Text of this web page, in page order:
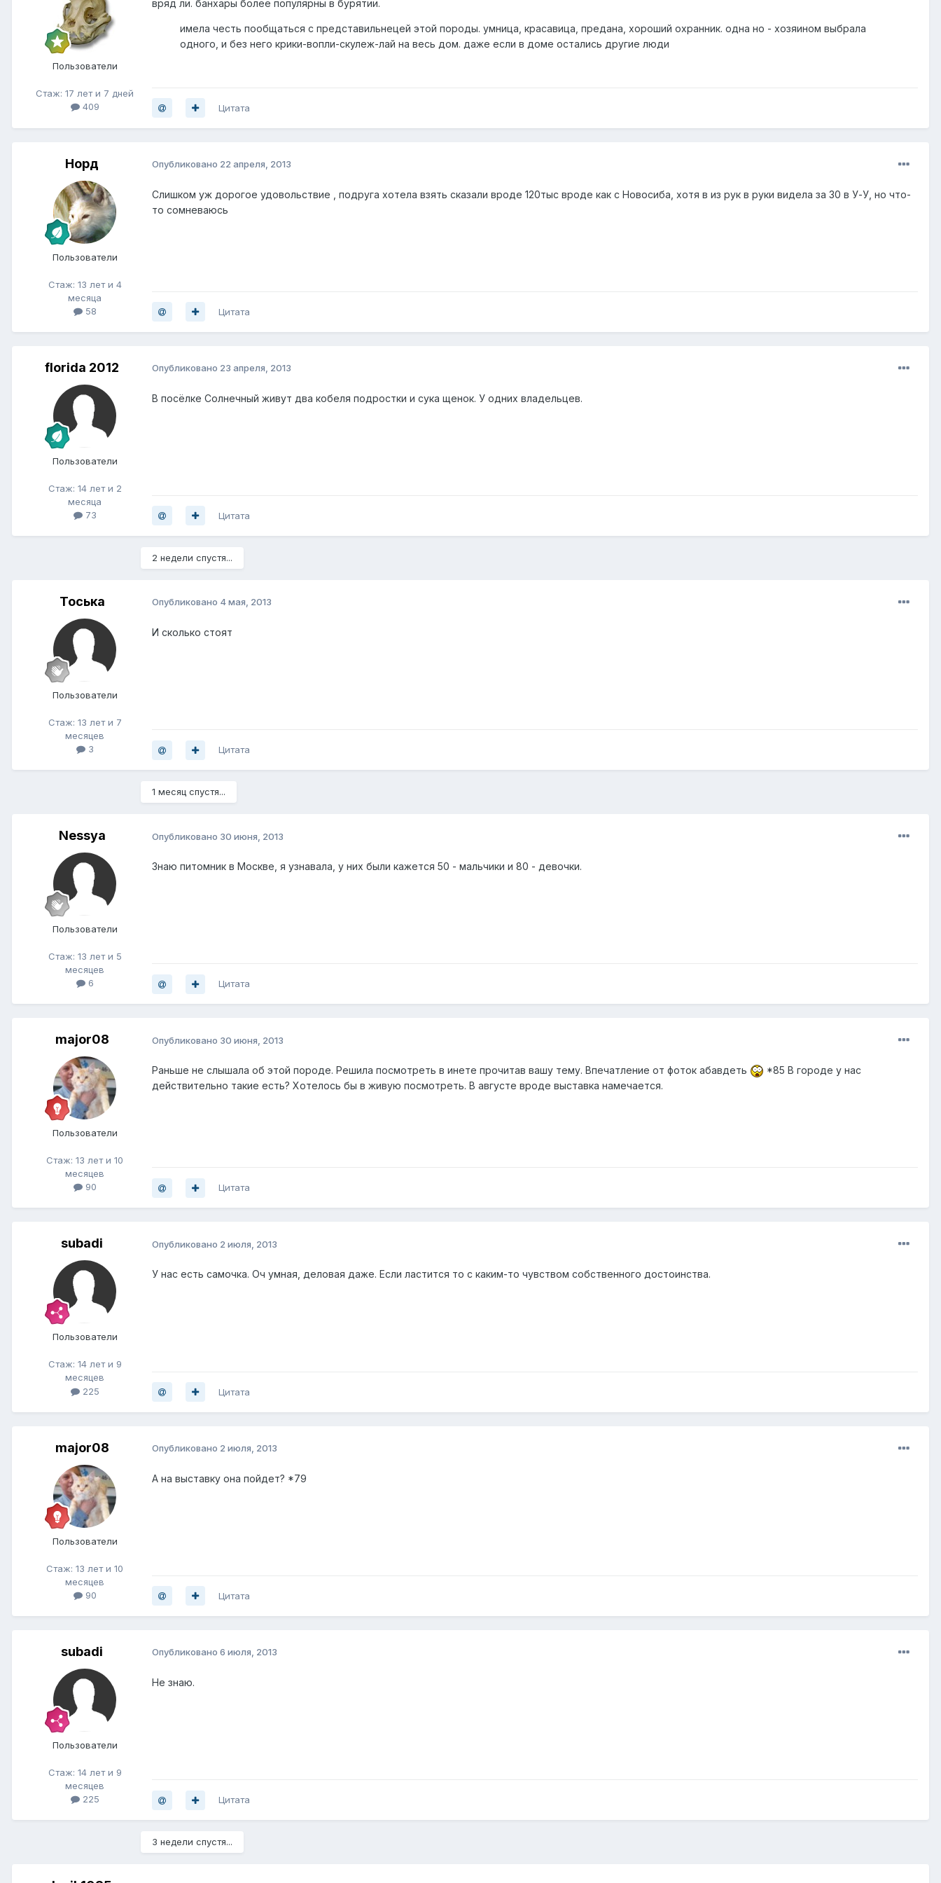
Пользователи
Стаж: 17 лет и 7 дней
409
вряд ли. банхары более популярны в бурятии.
имела честь пообщаться с представильнецей этой породы. умница, красавица, предана, хороший охранник. одна но - хозяином выбрала
одного, и без него крики-вопли-скулеж-лай на весь дом. даже если в доме остались другие люди
Цитата
Норд
Пользователи
Стаж: 13 лет и 4
месяца
58
Опубликовано 22 апреля, 2013
Слишком уж дорогое удовольствие , подруга хотела взять сказали вроде 120тыс вроде как с Новосиба, хотя в из рук в руки видела за 30 в У-У, но что-
то сомневаюсь
Цитата
florida 2012
Пользователи
Стаж: 14 лет и 2
месяца
73
Опубликовано 23 апреля, 2013
В посёлке Солнечный живут два кобеля подростки и сука щенок. У одних владельцев.
Цитата
2 недели спустя...
Тоська
Пользователи
Стаж: 13 лет и 7
месяцев
3
Опубликовано 4 мая, 2013
И сколько стоят
Цитата
1 месяц спустя...
Nessya
Пользователи
Стаж: 13 лет и 5
месяцев
6
Опубликовано 30 июня, 2013
Знаю питомник в Москве, я узнавала, у них были кажется 50 - мальчики и 80 - девочки.
Цитата
major08
Пользователи
Стаж: 13 лет и 10
месяцев
90
Опубликовано 30 июня, 2013
Раньше не слышала об этой породе. Решила посмотреть в инете прочитав вашу тему. Впечатление от фоток абавдеть
*85 В городе у нас
действительно такие есть? Хотелось бы в живую посмотреть. В августе вроде выставка намечается.
Цитата
subadi
Пользователи
Стаж: 14 лет и 9
месяцев
225
Опубликовано 2 июля, 2013
У нас есть самочка. Оч умная, деловая даже. Если ластится то с каким-то чувством собственного достоинства.
Цитата
major08
Пользователи
Стаж: 13 лет и 10
месяцев
90
Опубликовано 2 июля, 2013
А на выставку она пойдет? *79
Цитата
subadi
Пользователи
Стаж: 14 лет и 9
месяцев
225
Опубликовано 6 июля, 2013
Не знаю.
Цитата
3 недели спустя...